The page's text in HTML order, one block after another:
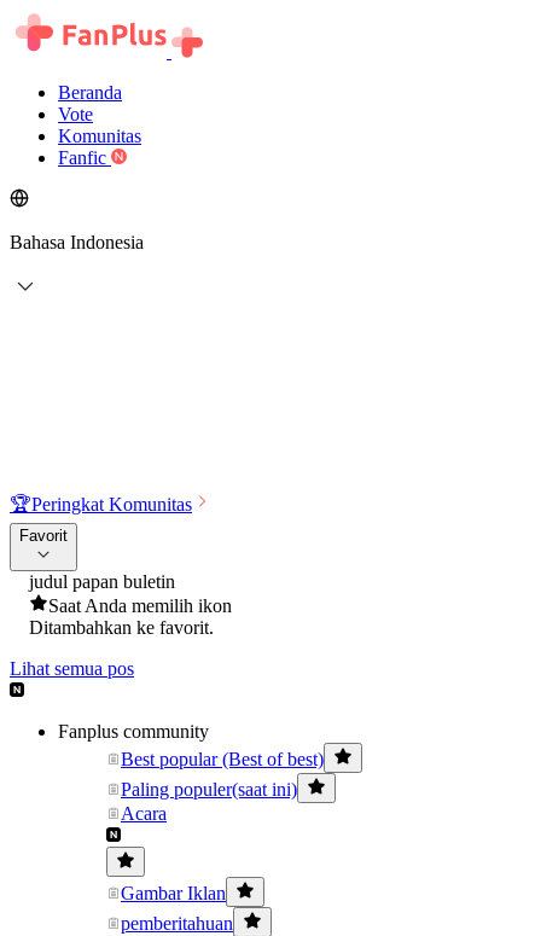
Beranda
Vote
Komunitas
Fanfic
Bahasa Indonesia
🏆Peringkat Komunitas
Favorit
judul papan buletin
Saat Anda memilih ikon
Ditambahkan ke favorit.
Lihat semua pos
Fanplus community
Best popular (Best of best)
Paling populer(saat ini)
Acara
Gambar Iklan
pemberitahuan